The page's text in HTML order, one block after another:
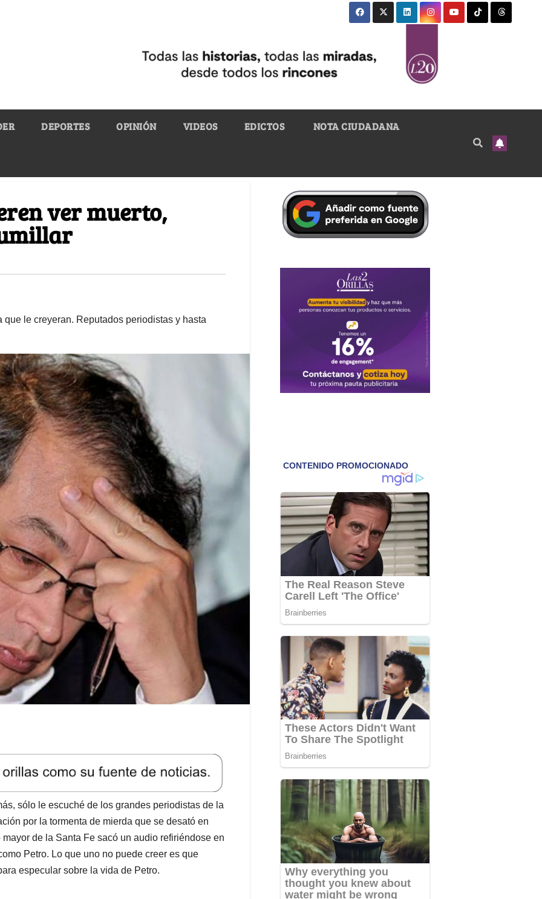
DEPORTES OPINIÓN VIDEOS EDICTOS NOTA CIUDADANA
ver muerto,
le creyeran. Reputados periodistas y hasta
sólo le escuché de los grandes periodistas de la
por la tormenta de mierda que se desató en
de la Santa Fe sacó un audio refiriéndose en
Petro. Lo que uno no puede creer es que
especular sobre la vida de Petro.